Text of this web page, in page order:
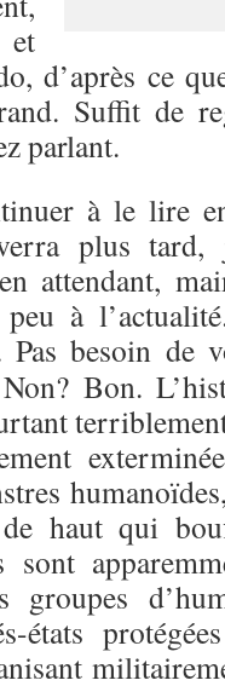
et
d’après ce
Suffit de
parlant.
à le lire
plus
attendant,
à
Pas besoin de
Bon.
haut qui
sont
groupes
états